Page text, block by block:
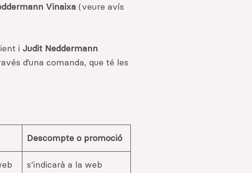
Vinaixa (veure avís
i Judit Neddermann
d’una comanda, que té les
Descompte o promoció
s’indicarà a la web